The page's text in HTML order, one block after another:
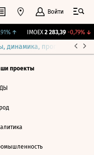
Войти
↑ IMOEX 2 283,39 -0,79%↓
динамика, прогнозы
проекты